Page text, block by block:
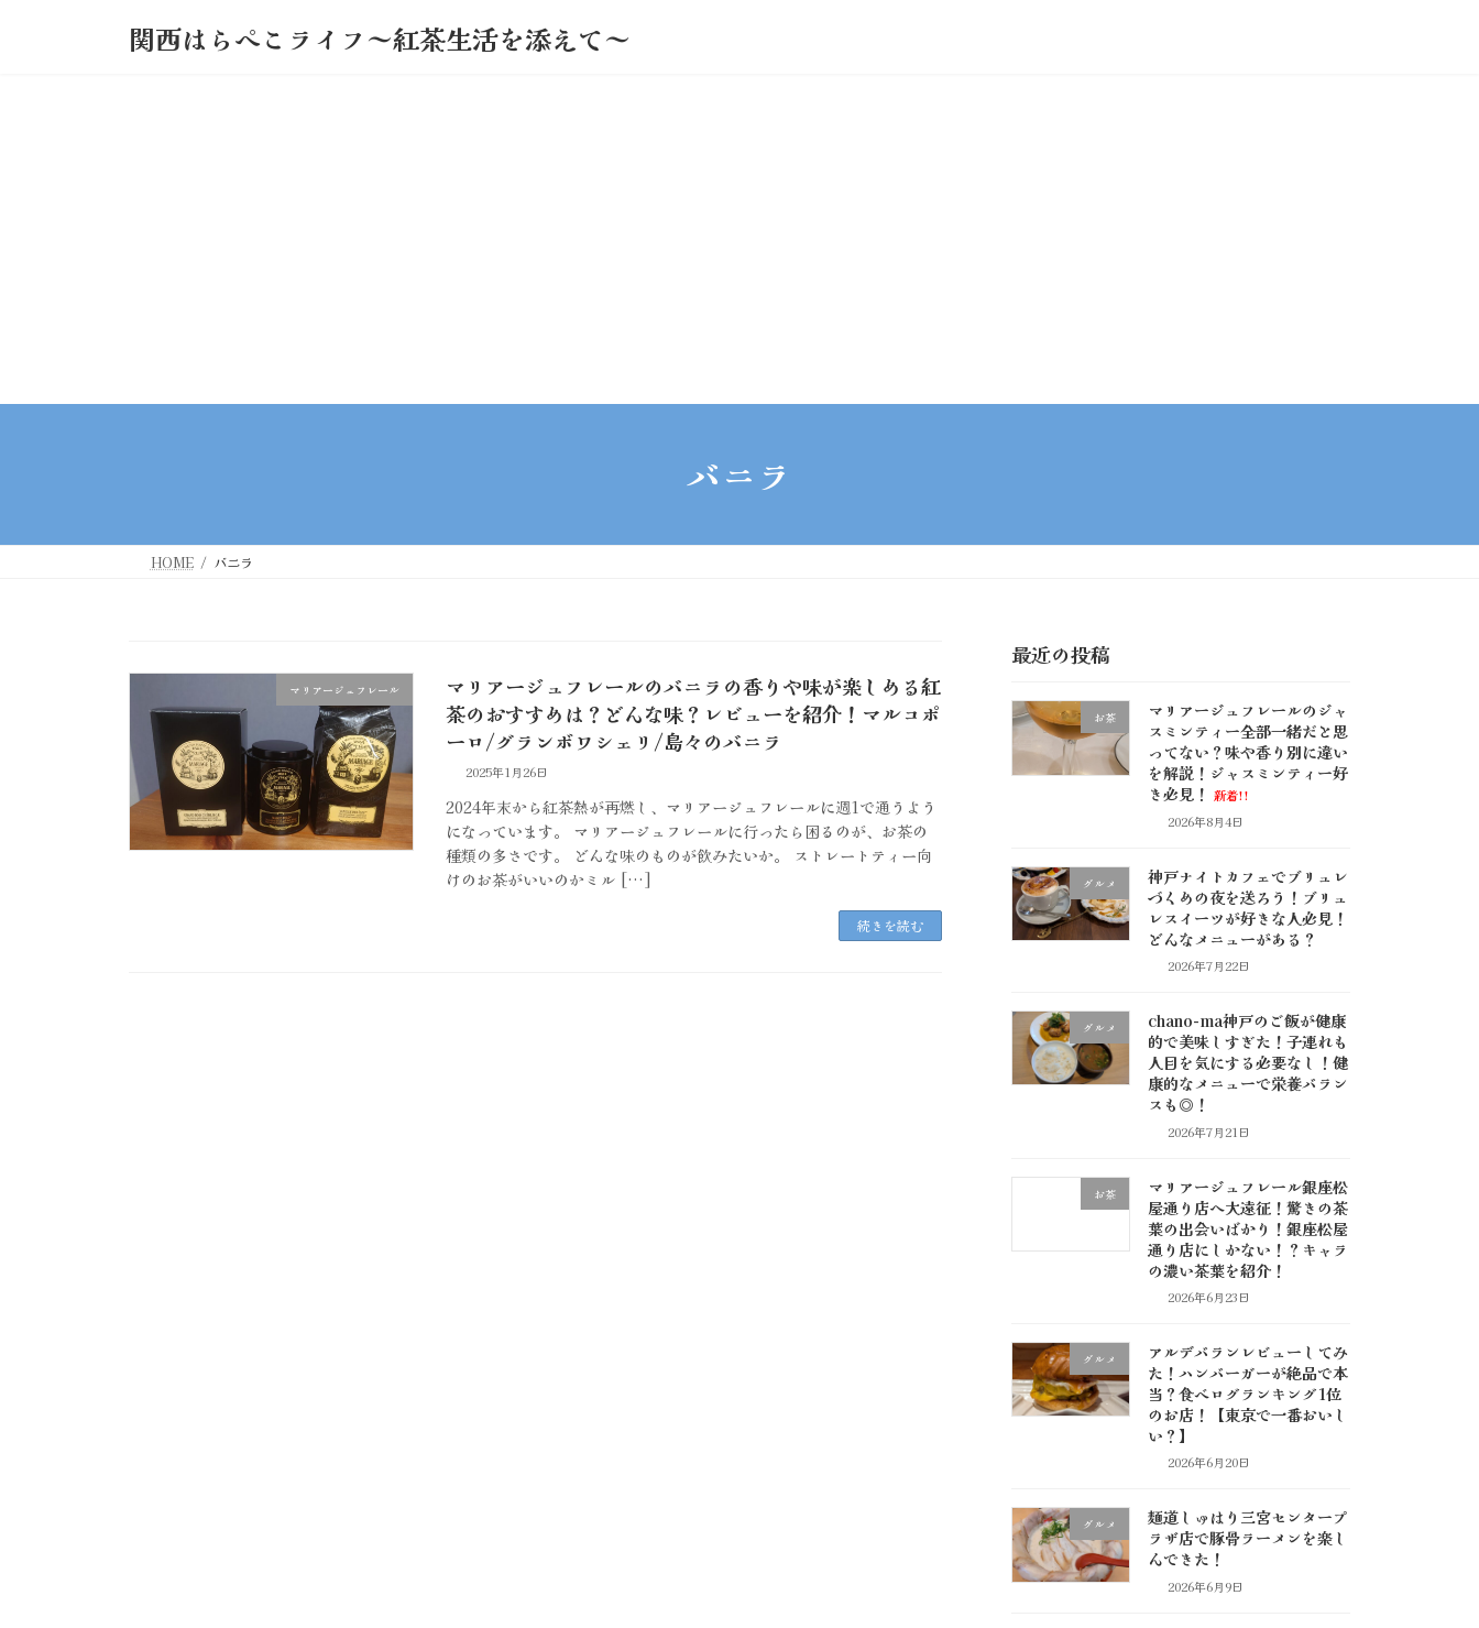
関西はらぺこライフ～紅茶生活を添えて～
バニラ
HOME バニラ
マリアージュフレール
マリアージュフレールのバニラの香りや味が楽しめる紅
茶のおすすめは？どんな味？レビューを紹介！マルコポ
ーロ/グランボワシェリ/島々のバニラ
2025年1月26日
2024年末から紅茶熱が再燃し、マリアージュフレールに週1で通うよう
になっています。 マリアージュフレールに行ったら困るのが、お茶の
種類の多さです。 どんな味のものが飲みたいか。 ストレートティー向
けのお茶がいいのかミル […]
続きを読む
最近の投稿
お茶
マリアージュフレールのジャ
スミンティー全部一緒だと思
ってない？味や香り別に違い
を解説！ジャスミンティー好
き必見！ 新着!!
2026年8月4日
グルメ
神戸ナイトカフェでブリュレ
づくめの夜を送ろう！ブリュ
レスイーツが好きな人必見！
どんなメニューがある？
2026年7月22日
グルメ
chano-ma神戸のご飯が健康
的で美味しすぎた！子連れも
人目を気にする必要なし！健
康的なメニューで栄養バラン
スも◎！
2026年7月21日
お茶
マリアージュフレール銀座松
屋通り店へ大遠征！驚きの茶
葉の出会いばかり！銀座松屋
通り店にしかない！？キャラ
の濃い茶葉を紹介！
2026年6月23日
グルメ
アルデバランレビューしてみ
た！ハンバーガーが絶品で本
当？食べログランキング1位
のお店！【東京で一番おいし
い？】
2026年6月20日
グルメ
麺道しゅはり三宮センタープ
ラザ店で豚骨ラーメンを楽し
んできた！
2026年6月9日